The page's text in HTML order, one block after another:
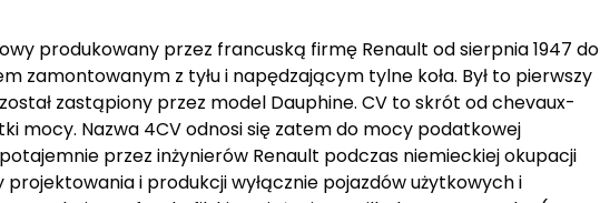
produkowany przez francuską firmę Renault od sierpnia 1947 do
zamontowanym z tyłu i napędzającym tylne koła. Był to pierwszy
zastąpiony przez model Dauphine. CV to skrót od chevaux-
mocy. Nazwa 4CV odnosi się zatem do mocy podatkowej
przez inżynierów Renault podczas niemieckiej okupacji
i produkcji wyłącznie pojazdów użytkowych i